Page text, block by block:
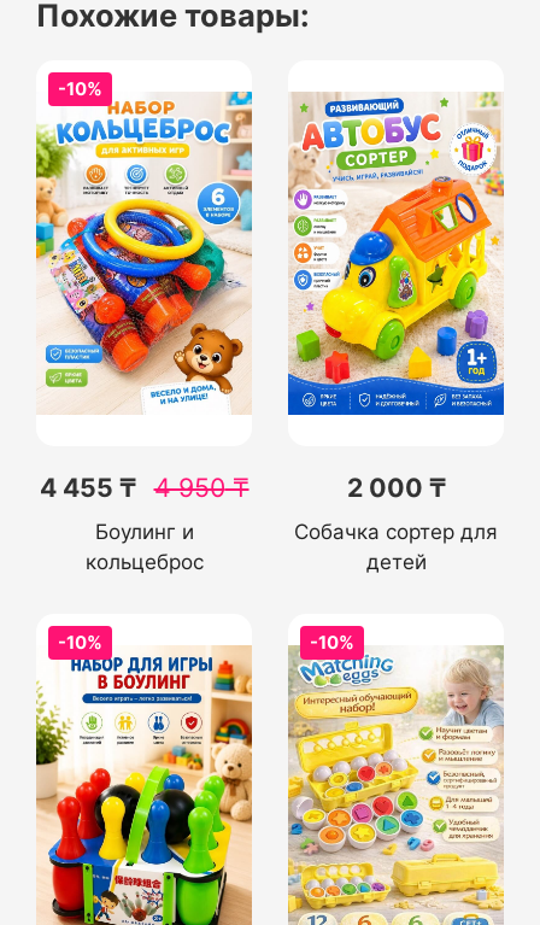
Похожие товары:
-10%
4 455 ₸ 4 950₸
Боулинг и
кольцеброс
2 000 ₸
Собачка сортер для
детей
-10% -10%